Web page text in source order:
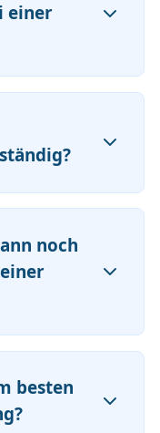
einer
noch
besten